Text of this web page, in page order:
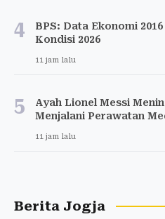
4
BPS: Data Ekonomi
Kondisi 2026
11 jam lalu
5
Ayah Lionel Messi
Menjalani Perawatan
11 jam lalu
Berita Jogja